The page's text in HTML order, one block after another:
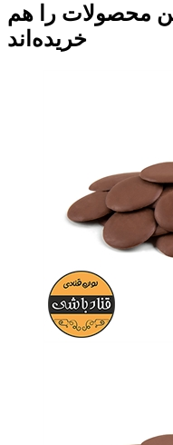
محصولات را هم
خریده‌اند